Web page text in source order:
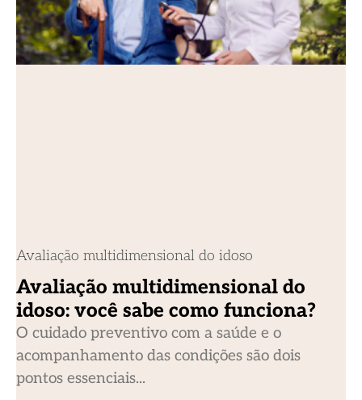
Avaliação multidimensional do idoso
Avaliação multidimensional do
idoso: você sabe como funciona?
O cuidado preventivo com a saúde e o
acompanhamento das condições são dois
pontos essenciais...